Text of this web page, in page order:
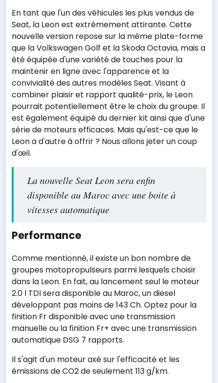
En tant que l'un des véhicules les plus vendus de
Seat, la Leon est extrêmement attirante. Cette
nouvelle version repose sur la même plate-forme
que la Volkswagen Golf et la Skoda Octavia, mais a
été équipée d'une variété de touches pour la
maintenir en ligne avec l'apparence et la
convivialité des autres modèles Seat. Visant à
combiner plaisir et rapport qualité-prix, le Leon
pourrait potentiellement être le choix du groupe. Il
est également équipé du dernier kit ainsi que d'une
série de moteurs efficaces. Mais qu'est-ce que le
Leon a d'autre à offrir ? Nous allons jeter un coup
d'œil.
La nouvelle Seat Leon sera enfin
disponible au Maroc avec une boite à
vitesses automatique
Performance
Comme mentionné, il existe un bon nombre de
groupes motopropulseurs parmi lesquels choisir
dans la Leon. En fait, au lancement seul le moteur
2.0 l TDI sera disponible au Maroc, un diesel
développant pas moins de 143 Ch. Optez pour la
finition Fr disponible avec une transmission
manuelle ou la finition Fr+ avec une transmission
automatique DSG 7 rapports.
Il s'agit d'un moteur axé sur l'efficacité et les
émissions de CO2 de seulement 113 g/km.